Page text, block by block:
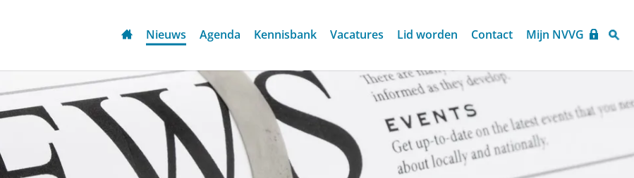
Nieuws Agenda Kennisbank Vacatures Lid worden Contact Mijn NVVG